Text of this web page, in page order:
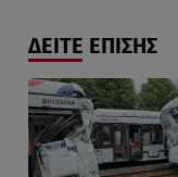
ΔΕΙΤΕ ΕΠΙΣΗΣ